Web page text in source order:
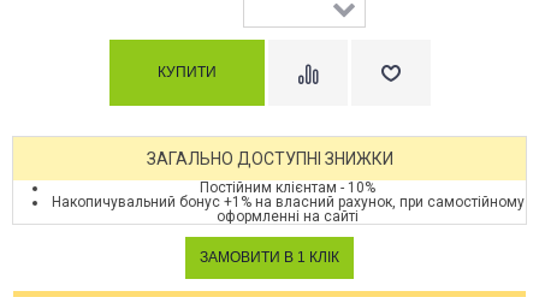
ЗАГАЛЬНО ДОСТУПНІ ЗНИЖКИ
Постійним клієнтам - 10%
Накопичувальний бонус +1% на власний рахунок, при самостійному
оформленні на сайті